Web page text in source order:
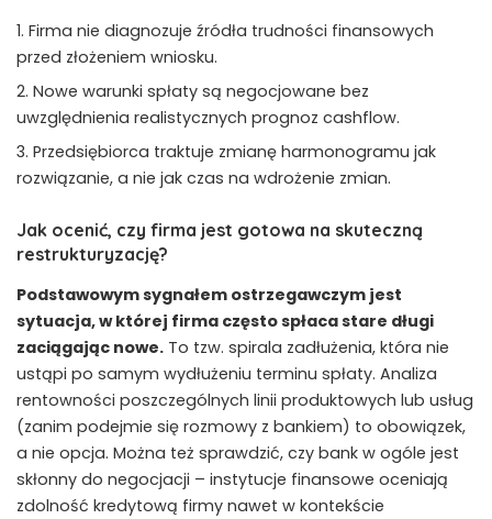
Firma nie diagnozuje źródła trudności finansowych
przed złożeniem wniosku.
Nowe warunki spłaty są negocjowane bez
uwzględnienia realistycznych prognoz cashflow.
Przedsiębiorca traktuje zmianę harmonogramu jak
rozwiązanie, a nie jak czas na wdrożenie zmian.
Jak ocenić, czy firma jest gotowa na skuteczną
restrukturyzację?
Podstawowym sygnałem ostrzegawczym jest
sytuacja, w której firma często spłaca stare długi
zaciągając nowe. To tzw. spirala zadłużenia, która nie
ustąpi po samym wydłużeniu terminu spłaty. Analiza
rentowności poszczególnych linii produktowych lub usług
(zanim podejmie się rozmowy z bankiem) to obowiązek,
a nie opcja. Można też sprawdzić, czy bank w ogóle jest
skłonny do negocjacji – instytucje finansowe oceniają
zdolność kredytową firmy nawet w kontekście